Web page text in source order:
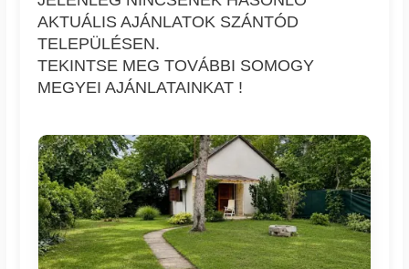
AKTUÁLIS AJÁNLATOK SZÁNTÓD
TELEPÜLÉSEN.
TEKINTSE MEG TOVÁBBI SOMOGY
MEGYEI AJÁNLATAINKAT !